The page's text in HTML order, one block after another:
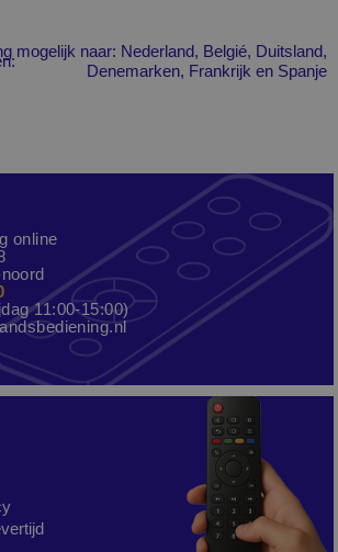
mogelijk naar: Nederland, Belgié, Duitsland,
Denemarken, Frankrijk en Spanje
online
11:00-15:00)